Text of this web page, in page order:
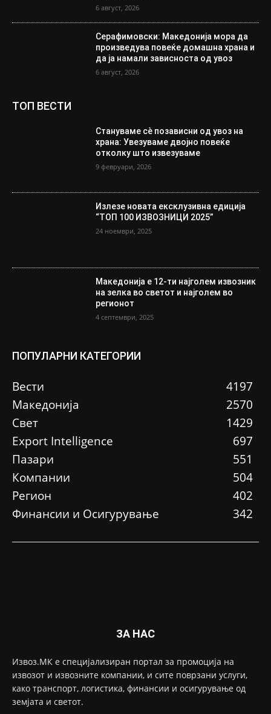
6 август, 2026
Серафимовски: Македонија мора да
произведува повеќе домашна храна и
да ја намали зависноста од увоз
6 август, 2026
ТОП ВЕСТИ
Стануваме сè позависни од увоз на
храна: Увезуваме двојно повеќе
отколку што извезуваме
9 февруари, 2026
Излезе новата ексклузивна едиција
“ТОП 100 ИЗВОЗНИЦИ 2025”
24 ноември, 2025
Македонија е 12-ти најголем извозник
на зелка во светот и најголем во
регионот
4 септември, 2025
ПОПУЛАРНИ КАТЕГОРИИ
Вести
4197
Македонија
2570
Свет
1429
Еxport Intelligence
697
Пазари
551
Компании
504
Регион
402
Финансии и Осигурување
342
ЗА НАС
Извоз.МК е специјализиран портал за промоција на
извозот и извозните компании, и сите поврзани услуги,
како транспорт, логистика, финансии и осигурување од
земјата и светот.